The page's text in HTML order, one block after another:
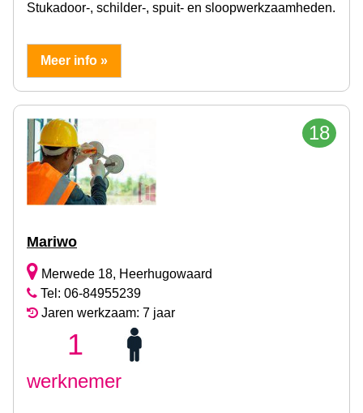
Stukadoor-, schilder-, spuit- en sloopwerkzaamheden.
Meer info »
18
Mariwo
Merwede 18, Heerhugowaard
Tel: 06-84955239
Jaren werkzaam: 7 jaar
1
werknemer